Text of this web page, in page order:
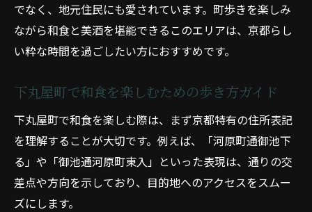
和食巡りに便利な下丸屋町の道案内
和食店を目指すなら知っておきたい下丸屋
町の通り
和食を探しやすい下丸屋町の歩き方ポイン
ト
和食好きが安心できる下丸屋町の道順解説
初めてでも安心な住所表記豆知識
和食巡り前に知りたい京都の住所表記
でなく、地元住民にも愛されています。町歩きを楽しみ
ながら和食と美酒を堪能できるこのエリアは、京都らし
い粋な時間を過ごしたい方におすすめです。
下丸屋町で和食を楽しむための歩き方ガイド
下丸屋町で和食を楽しむ際は、まず京都特有の住所表記
を理解することが大切です。例えば、「河原町通御池下
る」や「御池通河原町東入」といった表現は、通りの交
差点や方向を示しており、目的地へのアクセスをスムー
ズにします。